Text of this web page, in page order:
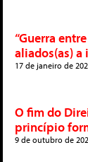
“Guerra
aliados(as)
17 de janeiro de
O fim do
princípio
9 de outubro de